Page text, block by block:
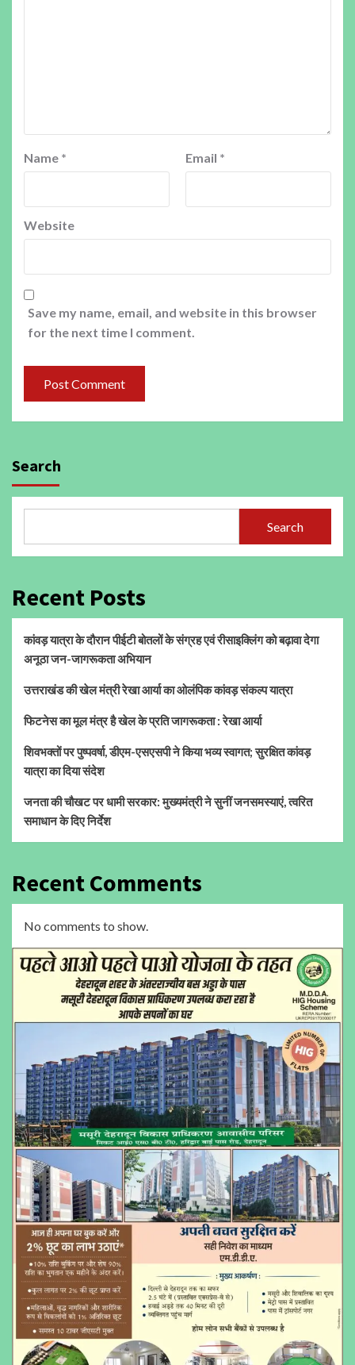
Name * Email *
Website
Save my name, email, and website in this browser
for the next time I comment.
Search
Search
Recent Posts
कांवड़ यात्रा के दौरान पीईटी बोतलों के संग्रह एवं रीसाइक्लिंग को बढ़ावा देगा
अनूठा जन-जागरूकता अभियान
उत्तराखंड की खेल मंत्री रेखा आर्या का ओलंपिक कांवड़ संकल्प यात्रा
फिटनेस का मूल मंत्र है खेल के प्रति जागरूकता : रेखा आर्या
शिवभक्तों पर पुष्पवर्षा, डीएम-एसएसपी ने किया भव्य स्वागत; सुरक्षित कांवड़
यात्रा का दिया संदेश
जनता की चौखट पर धामी सरकार: मुख्यमंत्री ने सुनीं जनसमस्याएं, त्वरित
समाधान के दिए निर्देश
Recent Comments
No comments to show.